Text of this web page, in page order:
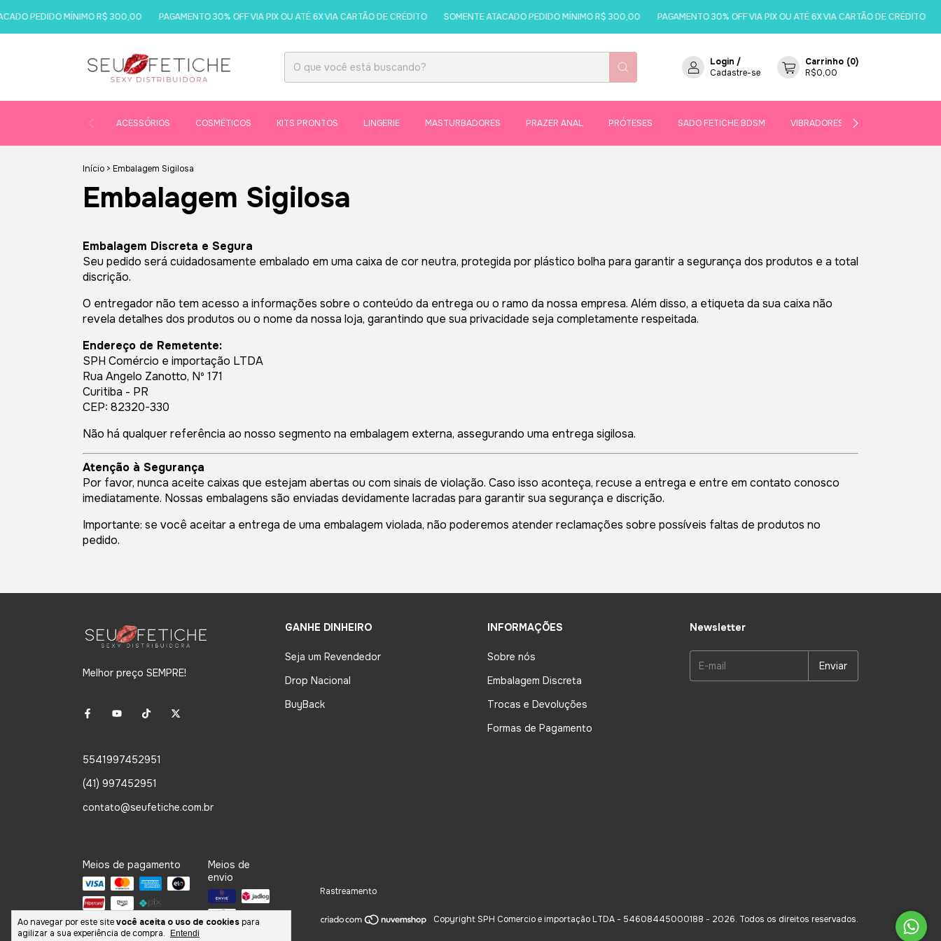
PEDIDO MÍNIMO R$ 300,00 PAGAMENTO 30% OFF VIA PIX OU ATÉ 6X VIA CARTÃO DE CRÉDITO SOMENTE ATACADO PEDIDO MÍNIMO R$ 300,00 PAGAMENTO 30% OFF VIA PIX OU ATÉ 6X VIA CARTÃO DE CRÉDITO
Login /
Cadastre-se
Carrinho (0)
R$0,00
ACESSÓRIOS COSMÉTICOS KITS PRONTOS LINGERIE MASTURBADORES PRAZER ANAL PRÓTESES SADO FETICHE BDSM VIBRADORES
Ao navegar por este sitevocê aceita o uso de cookies para
agilizar a sua experiência de compra.
Entendi
Início > Embalagem Sigilosa
Embalagem Sigilosa
Embalagem Discreta e Segura
Seu pedido será cuidadosamente embalado em uma caixa de cor neutra, protegida por plástico bolha para garantir a segurança dos produtos e a total
discrição.
O entregador não tem acesso a informações sobre o conteúdo da entrega ou o ramo da nossa empresa. Além disso, a etiqueta da sua caixa não
revela detalhes dos produtos ou o nome da nossa loja, garantindo que sua privacidade seja completamente respeitada.
Endereço de Remetente:
SPH Comércio e importação LTDA
Rua Angelo Zanotto, Nº 171
Curitiba - PR
CEP: 82320-330
Não há qualquer referência ao nosso segmento na embalagem externa, assegurando uma entrega sigilosa.
Atenção à Segurança
Por favor, nunca aceite caixas que estejam abertas ou com sinais de violação. Caso isso aconteça, recuse a entrega e entre em contato conosco
imediatamente. Nossas embalagens são enviadas devidamente lacradas para garantir sua segurança e discrição.
Importante: se você aceitar a entrega de uma embalagem violada, não poderemos atender reclamações sobre possíveis faltas de produtos no
pedido.
Melhor preço SEMPRE!
5541997452951
(41) 997452951
contato@seufetiche.com.br
GANHE DINHEIRO
Seja um Revendedor
Drop Nacional
BuyBack
INFORMAÇÕES
Sobre nós
Embalagem Discreta
Trocas e Devoluções
Formas de Pagamento
Newsletter
Meios de pagamento
Meios de
envio
Rastreamento
Copyright SPH Comercio e importação LTDA - 54608445000188 - 2026. Todos os direitos reservados.